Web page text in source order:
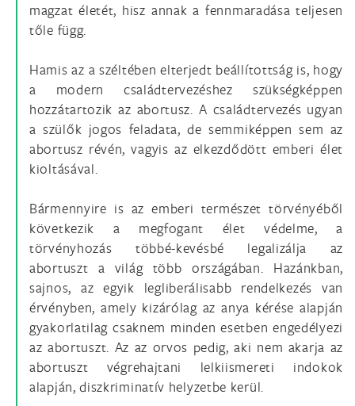
magzat életét, hisz annak a fennmaradása teljesen
tőle függ.
Hamis az a széltében elterjedt beállítottság is, hogy
a modern családtervezéshez szükségképpen
hozzátartozik az abortusz. A családtervezés ugyan
a szülők jogos feladata, de semmiképpen sem az
abortusz révén, vagyis az elkezdődött emberi élet
kioltásával.
Bármennyire is az emberi természet törvényéből
következik a megfogant élet védelme, a
törvényhozás többé-kevésbé legalizálja az
abortuszt a világ több országában. Hazánkban,
sajnos, az egyik legliberálisabb rendelkezés van
érvényben, amely kizárólag az anya kérése alapján
gyakorlatilag csaknem minden esetben engedélyezi
az abortuszt. Az az orvos pedig, aki nem akarja az
abortuszt végrehajtani lelkiismereti indokok
alapján, diszkriminatív helyzetbe kerül.